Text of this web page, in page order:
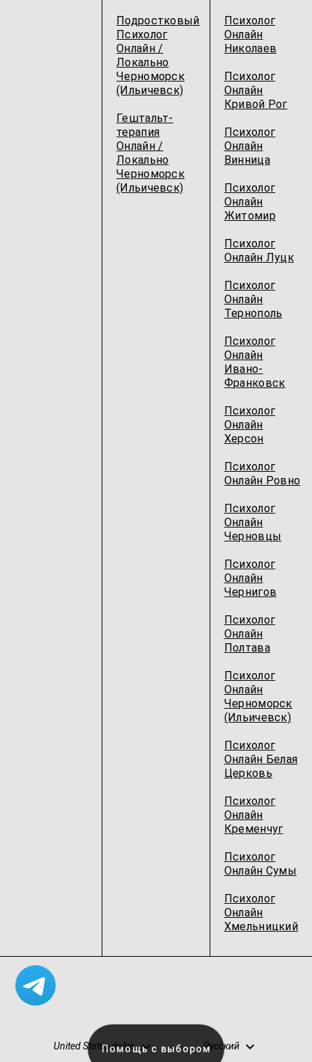
Подростковый
Психолог
Онлайн /
Локально
Черноморск
(Ильичевск)
Гештальт-
терапия
Онлайн /
Локально
Черноморск
(Ильичевск)
Психолог
Онлайн
Николаев
Психолог
Онлайн
Кривой Рог
Психолог
Онлайн
Винница
Психолог
Онлайн
Житомир
Психолог
Онлайн Луцк
Психолог
Онлайн
Тернополь
Психолог
Онлайн
Ивано-
Франковск
Психолог
Онлайн
Херсон
Психолог
Онлайн Ровно
Психолог
Онлайн
Черновцы
Психолог
Онлайн
Чернигов
Психолог
Онлайн
Полтава
Психолог
Онлайн
Черноморск
(Ильичевск)
Психолог
Онлайн Белая
Церковь
Психолог
Онлайн
Кременчуг
Психолог
Онлайн Сумы
Психолог
Онлайн
Хмельницкий
United States dollar Русский
Помощь с выбором